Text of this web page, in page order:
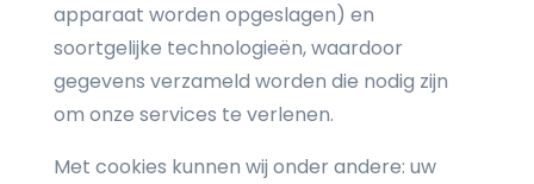
apparaat worden opgeslagen) en
soortgelijke technologieën, waardoor
gegevens verzameld worden die nodig zijn
om onze services te verlenen.
Met cookies kunnen wij onder andere: uw